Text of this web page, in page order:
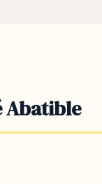
Abatible